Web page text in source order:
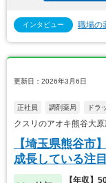
インタビュー 職場の
更新日：2026年3月6日
正社員 調剤薬局 ドラ
クスリのアオキ熊谷大
【埼玉県熊谷市
成長している注
【年収】